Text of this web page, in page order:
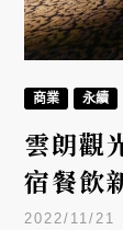
商業 永續
雲朗觀
宿餐飲
2022/11/21